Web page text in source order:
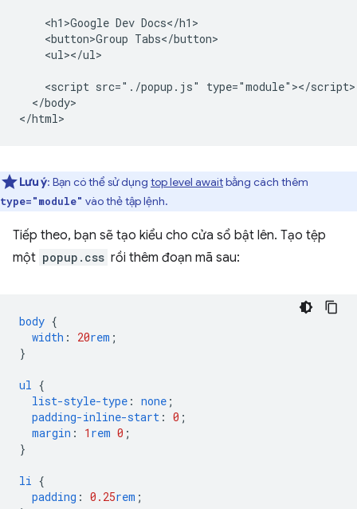
    <h1>Google Dev Docs</h1>
    <button>Group Tabs</button>
    <ul></ul>
    <script src="./popup.js" type="module"></script>
  </body>
Lưu ý: Bạn có thể sử dụng top level awaitbằng cách thêm
type="module" vào thẻ tập lệnh.
Tiếp theo, bạn sẽ tạo kiểu cho cửa sổ bật lên. Tạo tệp
một popup.css rồi thêm đoạn mã sau:
body {
width : 20rem ;
}
ul {
list-style-type : none ;
padding-inline-start : 0 ;
margin : 1 rem 0 ;
}
li {
padding : 0.25rem ;